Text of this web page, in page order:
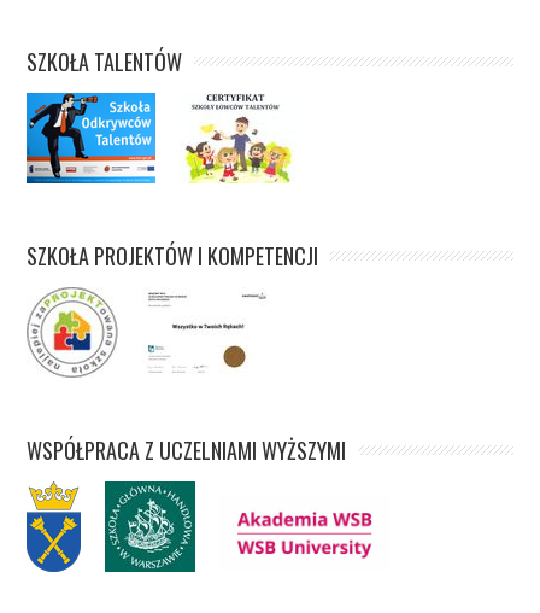
SZKOŁA TALENTÓW
SZKOŁA PROJEKTÓW I KOMPETENCJI
WSPÓŁPRACA Z UCZELNIAMI WYŻSZYMI